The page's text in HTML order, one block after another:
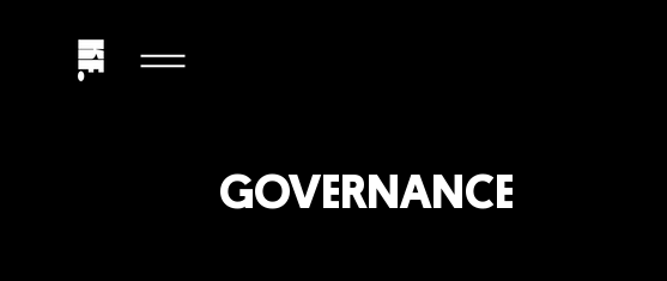
GOVERNANCE